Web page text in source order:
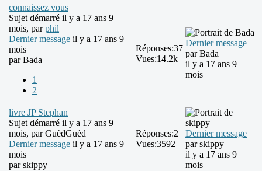
connaissez vous
Sujet démarré il y a 17 ans 9
mois, parphil
Dernier message il y a 17 ans 9
mois
parBada
1
2
Réponses:37
Vues:14.2k
Dernier message
parBada
il y a 17 ans 9
mois
livre JP Stephan
Sujet démarré il y a 17 ans 9
mois, parGuèdGuèd
Dernier message il y a 17 ans 9
mois
parskippy
Réponses:2
Vues:3592
Dernier message
parskippy
il y a 17 ans 9
mois